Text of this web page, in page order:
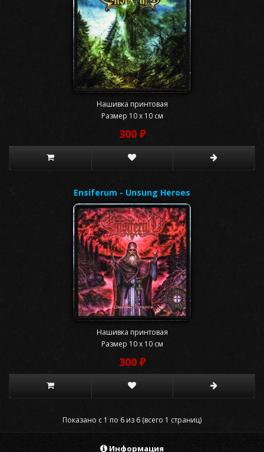
Нашивка принтовая
Размер 10 x 10 см
300 ₽
Ensiferum - Unsung Heroes
Нашивка принтовая
Размер 10 x 10 см
300 ₽
Показано с 1 по 6 из 6 (всего 1 страниц)
Информация